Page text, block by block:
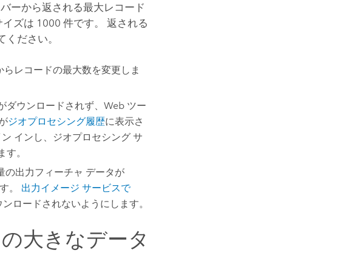
ーから返される最大レコード
ズは 1000 件です。 返される
ださい。
レコードの最大数を変更しま
ダウンロードされず、Web ツー
ジオプロセシング履歴に表示さ
インし、ジオプロセシング サ
。
の出力フィーチャ データが
。 出力イメージ サービスで
ロードされないようにします。
大きなデータ